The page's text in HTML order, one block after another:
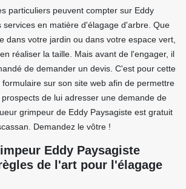
particuliers peuvent compter sur Eddy
services en matière d'élagage d'arbre. Que
dans votre jardin ou dans votre espace vert,
réaliser la taille. Mais avant de l'engager, il
de demander un devis. C'est pour cette
sur son site web afin de permettre
de lui adresser une demande de
grimpeur de Eddy Paysagiste est gratuit
Demandez le vôtre !
Eddy Paysagiste
de l'art pour l'élagage